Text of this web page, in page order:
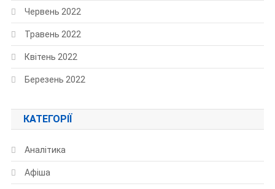
Червень 2022
Травень 2022
Квітень 2022
Березень 2022
КАТЕГОРІЇ
Аналітика
Афіша